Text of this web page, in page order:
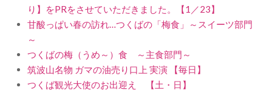
り】をPRをさせていただきました。【1／23】
甘酸っぱい春の訪れ…つくばの「梅食」～スイーツ部門
～
つくばの梅（うめ～）食 ～主食部門～
筑波山名物 ガマの油売り口上 実演 【毎日】
つくば観光大使のお出迎え 【土・日】